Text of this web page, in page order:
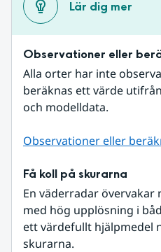
Lär dig mer
Observationer eller
Alla orter har inte
beräknas ett värde
och modelldata.
Observationer eller
Få koll på skurarna
En väderradar
med hög upplösning i
ett värdefullt hjälpmedel
skurarna.